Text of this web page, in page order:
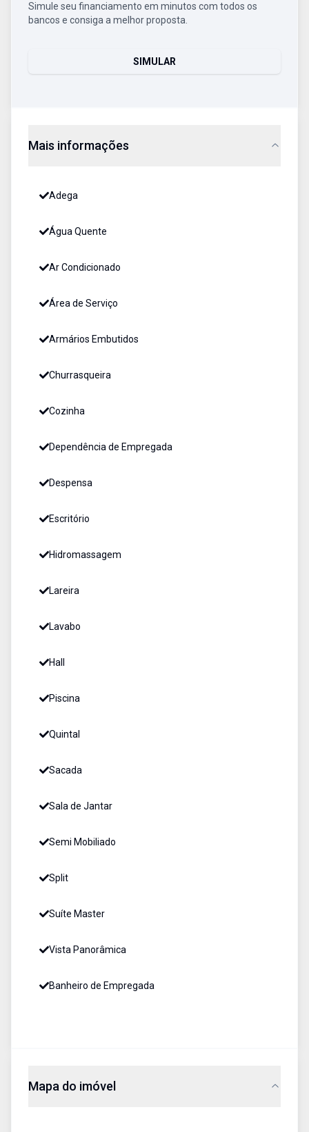
Simule seu financiamento em minutos com todos os
bancos e consiga a melhor proposta.
SIMULAR
Mais informações
Adega
Água Quente
Ar Condicionado
Área de Serviço
Armários Embutidos
Churrasqueira
Cozinha
Dependência de Empregada
Despensa
Escritório
Hidromassagem
Lareira
Lavabo
Hall
Piscina
Quintal
Sacada
Sala de Jantar
Semi Mobiliado
Split
Suíte Master
Vista Panorâmica
Banheiro de Empregada
Mapa do imóvel